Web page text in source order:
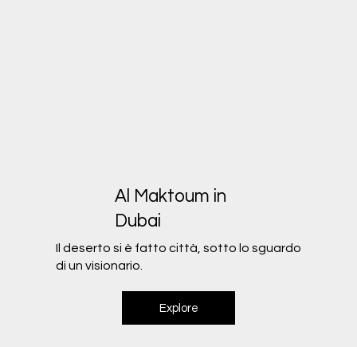
Al Maktoum in
Dubai
Il deserto si è fatto città, sotto lo sguardo
di un visionario.
Explore